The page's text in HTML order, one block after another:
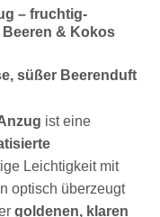
– fruchtig-
& Kokos
süßer Beerenduft
ist eine
Leichtigkeit mit
optisch überzeugt
goldenen, klaren